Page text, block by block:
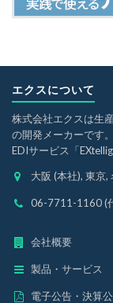
エクスについて
株式会社エクスは生
の開発メーカーです
EDIサービス「
大阪 (本社), 東京,
06-7711-1160 (
会社概要
製品・サービス
電子公告・決算